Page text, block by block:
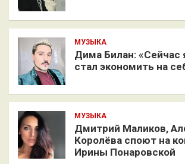
МУЗЫКА
Дима Билан: «Сейчас
стал экономить на
МУЗЫКА
Дмитрий Маликов,
Королёва споют на
Ирины Понаровской